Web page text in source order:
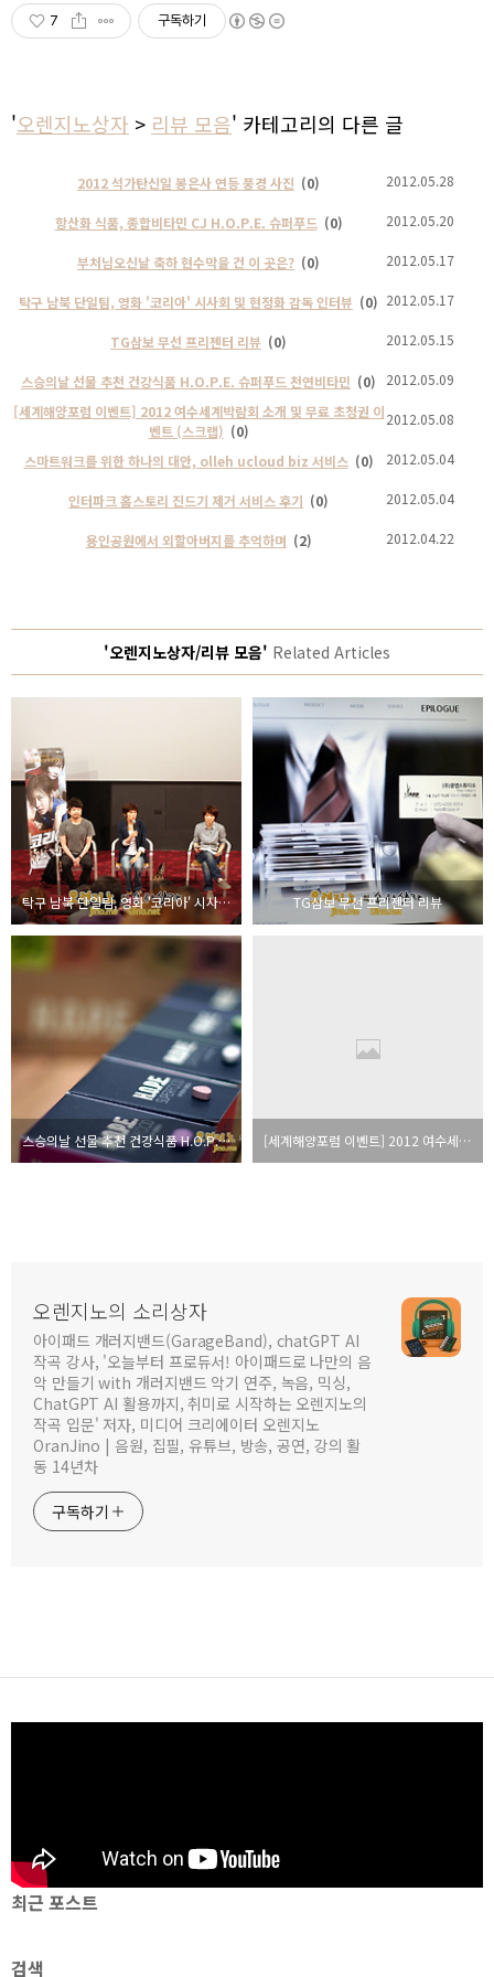
7 구독하기
'오렌지노상자 > 리뷰 모음' 카테고리의 다른 글
2012 석가탄신일 봉은사 연등 풍경 사진 (0) 2012.05.28
항산화 식품, 종합비타민 CJ H.O.P.E. 슈퍼푸드 (0) 2012.05.20
부처님오신날 축하 현수막을 건 이 곳은? (0) 2012.05.17
탁구 남북 단일팀, 영화 '코리아' 시사회 및 현정화 감독 인터뷰 (0) 2012.05.17
TG삼보 무선 프리젠터 리뷰 (0) 2012.05.15
스승의날 선물 추천 건강식품 H.O.P.E. 슈퍼푸드 천연비타민 (0)
2012.05.09
[세계해양포럼 이벤트] 2012 여수세계박람회 소개 및 무료 초청권 이
벤트 (스크랩) (0)
2012.05.08
스마트워크를 위한 하나의 대안, olleh ucloud biz 서비스 (0) 2012.05.04
인터파크 홈스토리 진드기 제거 서비스 후기 (0) 2012.05.04
용인공원에서 외할아버지를 추억하며 (2) 2012.04.22
'오렌지노상자/리뷰 모음' Related Articles
탁구 남북 단일팀, 영화 '코리아' 시사회 및 현정화 감독 인터뷰 TG삼보 무선 프리젠터 리뷰
스승의날 선물 추천 건강식품 H.O.P.E. 슈퍼푸드 천연비타민 [세계해양포럼 이벤트] 2012 여수세계박람회 소개 및 무료 초청권 이벤트 (스크랩)
오렌지노의 소리상자
아이패드 개러지밴드(GarageBand), chatGPT AI
작곡 강사, '오늘부터 프로듀서! 아이패드로 나만의 음
악 만들기 with 개러지밴드 악기 연주, 녹음, 믹싱,
ChatGPT AI 활용까지, 취미로 시작하는 오렌지노의
작곡 입문' 저자, 미디어 크리에이터 오렌지노
OranJino | 음원, 집필, 유튜브, 방송, 공연, 강의 활
동 14년차
구독하기
최근 포스트
검색